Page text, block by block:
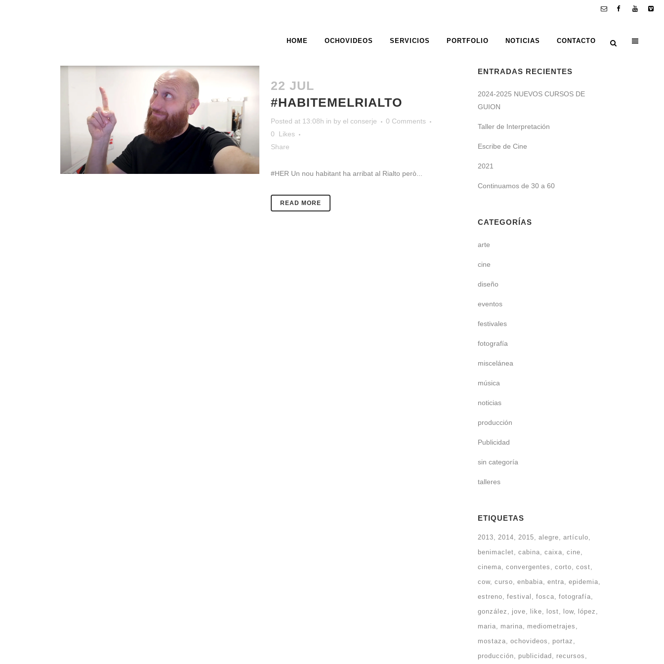
HOME OCHOVIDEOS SERVICIOS PORTFOLIO NOTICIAS CONTACTO
ARCHIVE
22 JUL
#HABITEMELRIALTO
Posted at 13:08h in by el conserje
0 Comments
0
Likes
Share
#HER Un nou habitant ha arribat al Rialto però...
READ MORE
ENTRADAS RECIENTES
2024-2025 NUEVOS CURSOS DE
GUION
Taller de Interpretación
Escribe de Cine
2021
Continuamos de 30 a 60
CATEGORÍAS
arte
cine
diseño
eventos
festivales
fotografía
miscelánea
música
noticias
producción
Publicidad
sin categoría
talleres
ETIQUETAS
2013 2014 2015 alegre
artículo
benimaclet
cabina caixa
cine
cinema
convergentes corto
cost
cow curso enbabia entra
epidemia
estreno
festival fosca
fotografía
gonzález
jove like lost low
lópez
maria
marina
mediometrajes
mostaza
ochovideos
portaz
producción
publicidad recursos